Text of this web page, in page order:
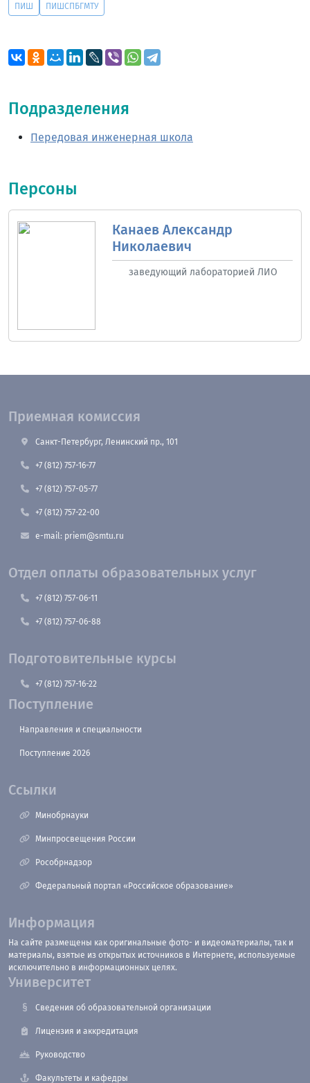
ПИШ ПИШСПБГМТУ
Подразделения
Передовая инженерная школа
Персоны
Канаев Александр
Николаевич
заведующий лабораторией ЛИО
Приемная комиссия
Санкт-Петербург, Ленинский пр., 101
+7 (812) 757-16-77
+7 (812) 757-05-77
+7 (812) 757-22-00
e-mail: priem@smtu.ru
Отдел оплаты образовательных услуг
+7 (812) 757-06-11
+7 (812) 757-06-88
Подготовительные курсы
+7 (812) 757-16-22
Поступление
Направления и специальности
Поступление 2026
Ссылки
Минобрнауки
Минпросвещения России
Рособрнадзор
Федеральный портал «Российское образование»
Информация
На сайте размещены как оригинальные фото- и видеоматериалы, так и
материалы, взятые из открытых источников в Интернете, используемые
исключительно в информационных целях.
Университет
Сведения об образовательной организации
Лицензия и аккредитация
Руководство
Факультеты и кафедры